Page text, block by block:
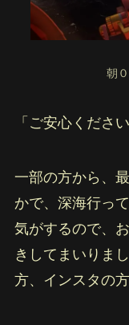
朝
「ご安心くださ
一部の方から、
かで、深海行っ
気がするので、
きしてまいりま
方、インスタの方